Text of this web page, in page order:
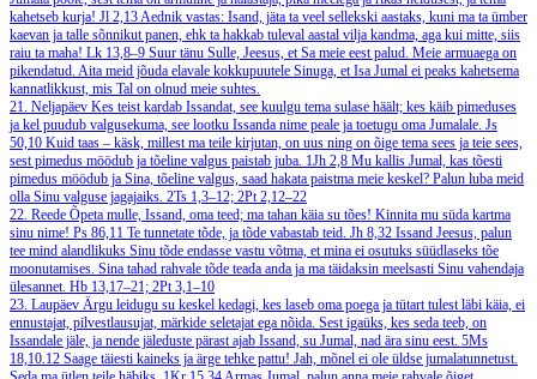
kahetseb kurja! Jl 2,13Aednik vastas: Isand, jäta ta veel sellekski aastaks, kuni ma ta ümber
kaevan ja talle sõnnikut panen, ehk ta hakkab tuleval aastal vilja kandma, aga kui mitte, siis
raiu ta maha! Lk 13,8–9 Suur tänu Sulle, Jeesus, et Sa meie eest palud. Meie armuaega on
pikendatud. Aita meid jõuda elavale kokkupuutele Sinuga, et Isa Jumal ei peaks kahetsema
kannatlikkust, mis Tal on olnud meie suhtes.
21. Neljapäev Kes teist kardab Issandat, see kuulgu tema sulase häält; kes käib pimeduses
ja kel puudub valgusekuma, see lootku Issanda nime peale ja toetugu oma Jumalale. Js
50,10 Kuid taas – käsk, millest ma teile kirjutan, on uus ning on õige tema sees ja teie sees,
sest pimedus möödub ja tõeline valgus paistab juba. 1Jh 2,8 Mu kallis Jumal, kas tõesti
pimedus möödub ja Sina, tõeline valgus, saad hakata paistma meie keskel? Palun luba meid
olla Sinu valguse jagajaiks. 2Ts 1,3–12; 2Pt 2,12–22
22. Reede Õpeta mulle, Issand, oma teed; ma tahan käia su tões! Kinnita mu süda kartma
sinu nime! Ps 86,11 Te tunnetate tõde, ja tõde vabastab teid. Jh 8,32 Issand Jeesus, palun
tee mind alandlikuks Sinu tõde endasse vastu võtma, et mina ei osutuks süüdlaseks tõe
moonutamises. Sina tahad rahvale tõde teada anda ja ma täidaksin meelsasti Sinu vahendaja
ülesannet. Hb 13,17–21; 2Pt 3,1–10
23. Laupäev Ärgu leidugu su keskel kedagi, kes laseb oma poega ja tütart tulest läbi käia, ei
ennustajat, pilvestlausujat, märkide seletajat ega nõida. Sest igaüks, kes seda teeb, on
Issandale jäle, ja nende jäleduste pärast ajab Issand, su Jumal, nad ära sinu eest. 5Ms
18,10.12 Saage täiesti kaineks ja ärge tehke pattu! Jah, mõnel ei ole üldse jumalatunnetust.